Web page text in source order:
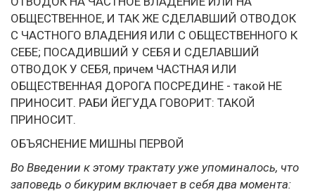
ОБЩЕСТВЕННОЕ, И ТАК ЖЕ СДЕЛАВШИЙ ОТВОДОК
С ЧАСТНОГО ВЛАДЕНИЯ ИЛИ С ОБЩЕСТВЕННОГО К
СЕБЕ; ПОСАДИВШИЙ У СЕБЯ И СДЕЛАВШИЙ
ОТВОДОК У СЕБЯ, причем ЧАСТНАЯ ИЛИ
ОБЩЕСТВЕННАЯ ДОРОГА ПОСРЕДИНЕ - такой НЕ
ПРИНОСИТ. РАБИ ЙЕГУДА ГОВОРИТ: ТАКОЙ
ПРИНОСИТ.
ОБЪЯСНЕНИЕ МИШНЫ ПЕРВОЙ
Во Введении к этому трактату уже упоминалось, что
заповедь о бикурим включает в себя два момента: